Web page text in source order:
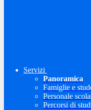
Servizi
Panoramica
Famiglie e
Personale
Percorsi di